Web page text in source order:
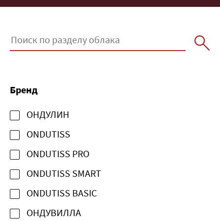
Бренд
ОНДУЛИН
ONDUTISS
ONDUTISS PRO
ONDUTISS SMART
ONDUTISS BASIC
ОНДУВИЛЛА